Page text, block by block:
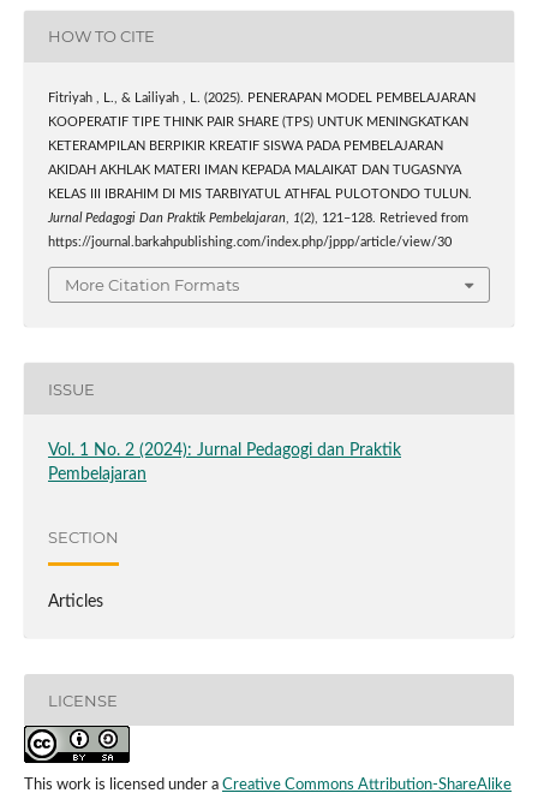
HOW TO CITE
Fitriyah , L., & Lailiyah , L. (2025). PENERAPAN MODEL PEMBELAJARAN
KOOPERATIF TIPE THINK PAIR SHARE (TPS) UNTUK MENINGKATKAN
KETERAMPILAN BERPIKIR KREATIF SISWA PADA PEMBELAJARAN
AKIDAH AKHLAK MATERI IMAN KEPADA MALAIKAT DAN TUGASNYA
KELAS III IBRAHIM DI MIS TARBIYATUL ATHFAL PULOTONDO TULUN.
Jurnal Pedagogi Dan Praktik Pembelajaran, 1(2), 121–128. Retrieved from
https://journal.barkahpublishing.com/index.php/jppp/article/view/30
More Citation Formats
ISSUE
Vol. 1 No. 2 (2024): Jurnal Pedagogi dan Praktik
Pembelajaran
SECTION
Articles
LICENSE
This work is licensed under a Creative Commons Attribution-ShareAlike